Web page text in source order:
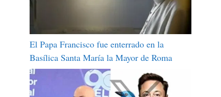
El Papa Francisco fue enterrado en la
Basílica Santa María la Mayor de Roma